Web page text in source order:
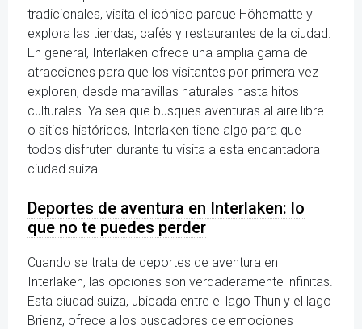
tradicionales, visita el icónico parque Höhematte y
explora las tiendas, cafés y restaurantes de la ciudad.
En general, Interlaken ofrece una amplia gama de
atracciones para que los visitantes por primera vez
exploren, desde maravillas naturales hasta hitos
culturales. Ya sea que busques aventuras al aire libre
o sitios históricos, Interlaken tiene algo para que
todos disfruten durante tu visita a esta encantadora
ciudad suiza.
Deportes de aventura en Interlaken: lo
que no te puedes perder
Cuando se trata de deportes de aventura en
Interlaken, las opciones son verdaderamente infinitas.
Esta ciudad suiza, ubicada entre el lago Thun y el lago
Brienz, ofrece a los buscadores de emociones